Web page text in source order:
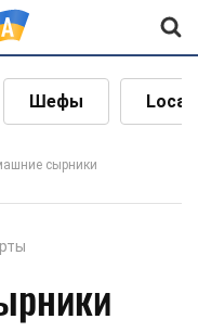
Шефы Local
сырники